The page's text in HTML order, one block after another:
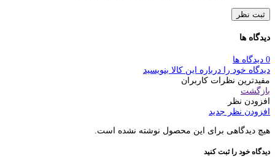
ثبت نظر
دیدگاه ها
0 دیدگاه ها
دیدگاه خود را درباره این کالا بنویسید
مفیدترین نظرات کاربران
بازگشت
افزودن نظر
افزودن نظر جدید
هیچ دیدگاهی برای این محصول نوشته نشده است.
دیدگاه خود را ثبت کنید